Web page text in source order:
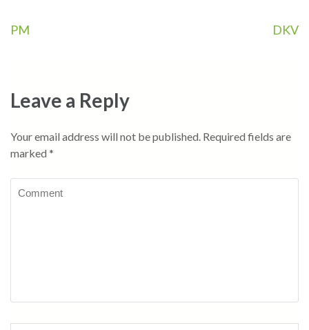
Post
PM DKV
Leave a Reply
Your email address will not be published. Required fields are
marked *
Comment